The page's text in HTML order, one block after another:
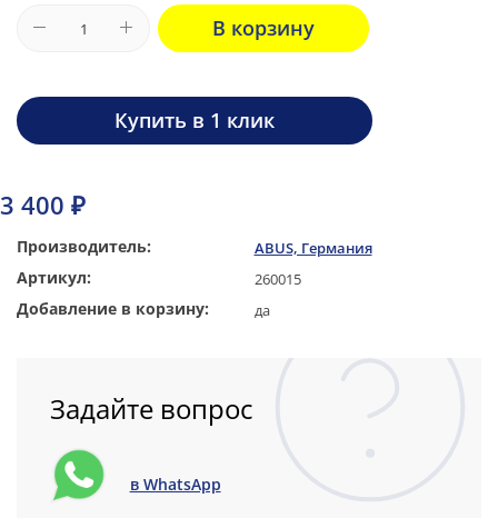
Производитель: ABUS, Германия
Артикул: 260015
Добавление в корзину: да
3 400 ₽
В корзину
Купить в 1 клик
Задайте вопрос
в WhatsApp